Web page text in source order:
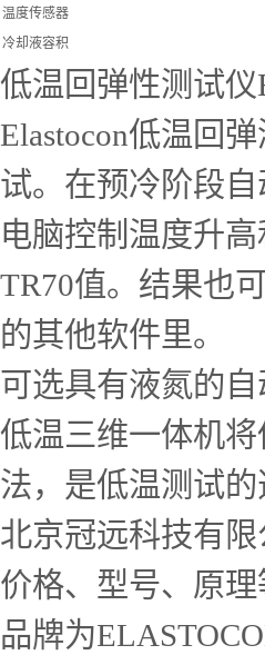
温度传感器
冷却液容积
低温回弹性测试
Elastocon低温回
试。在预冷阶段自
电脑控制温度升
TR70值。结果也
的其他软件里。
可选具有液氮的
低温三维一体机
法，是低温
北京冠远科技有
价格、型号、原
品牌为